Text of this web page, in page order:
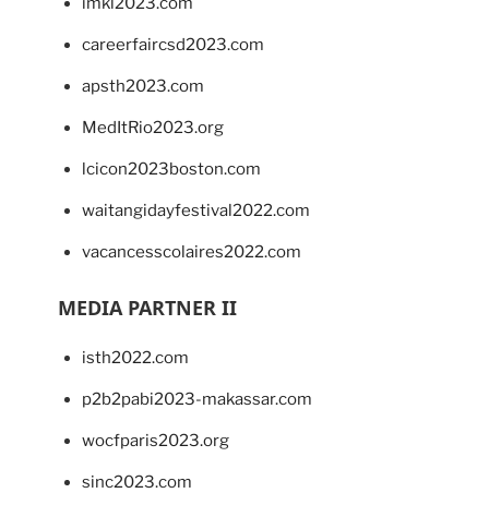
careerfaircsd2023.com
apsth2023.com
MedItRio2023.org
lcicon2023boston.com
waitangidayfestival2022.com
vacancesscolaires2022.com
MEDIA PARTNER II
isth2022.com
p2b2pabi2023-makassar.com
wocfparis2023.org
sinc2023.com